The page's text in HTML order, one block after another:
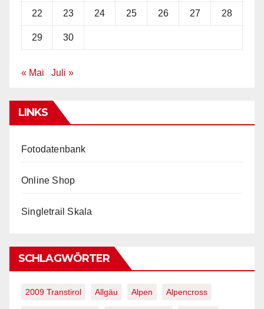
22 23 24 25 26 27 28
29 30
« Mai Juli »
LINKS
Fotodatenbank
Online Shop
Singletrail Skala
SCHLAGWÖRTER
2009 Transtirol Allgäu Alpen Alpencross